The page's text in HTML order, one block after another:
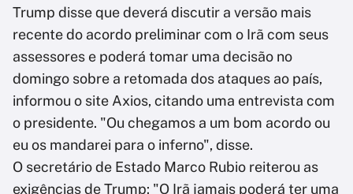
Trump disse que deverá discutir a versão mais
recente do acordo preliminar com o Irã com seus
assessores e poderá tomar uma decisão no
domingo sobre a retomada dos ataques ao país,
informou o site Axios, citando uma entrevista com
o presidente. "Ou chegamos a um bom acordo ou
eu os mandarei para o inferno", disse.
O secretário de Estado Marco Rubio reiterou as
exigências de Trump: "O Irã jamais poderá ter uma